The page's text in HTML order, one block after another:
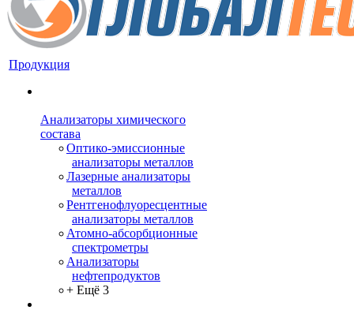
Продукция
Анализаторы химического
состава
Оптико-эмиссионные
анализаторы металлов
Лазерные анализаторы
металлов
Рентгенофлуоресцентные
анализаторы металлов
Атомно-абсорбционные
спектрометры
Анализаторы
нефтепродуктов
+ Ещё 3